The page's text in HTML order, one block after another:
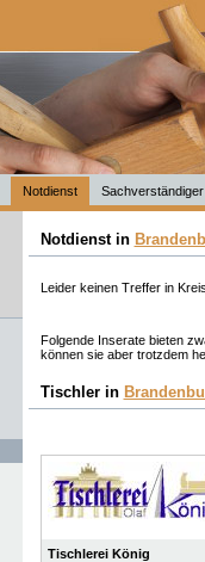
Notdienst Sachverständiger
Notdienst in
Leider keinen Treffer in
Folgende Inserate bieten
können sie aber trotzdem
Tischler in
Tischlerei König